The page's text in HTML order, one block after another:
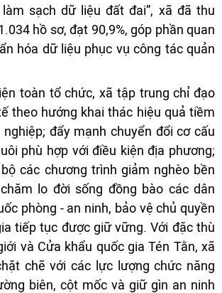
sạch dữ liệu đất đai”, xã đã thu
hồ sơ, đạt 90,9%, góp phần quan
hóa dữ liệu phục vụ công tác quản
toàn tổ chức, xã tập trung chỉ đạo
theo hướng khai thác hiệu quả tiềm
đẩy mạnh chuyển đổi cơ cấu
phù hợp với điều kiện địa phương;
các chương trình giảm nghèo bền
lo đời sống đồng bào các dân
phòng - an ninh, bảo vệ chủ quyền
tiếp tục được giữ vững. Với đặc thù
và Cửa khẩu quốc gia Tén Tằn, xã
chẽ với các lực lượng chức năng
biên, cột mốc và giữ gìn an ninh